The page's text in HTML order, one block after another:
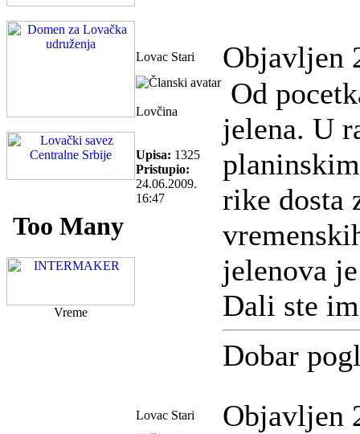
Vreme
Lovac Stari Objavljen
Lovčina
Upisa: 1325
Pristupio:
24.06.2009.
16:47
Od
jelena. U
rike dosta
jelenova
Dali ste
Dobar
Lovac Stari Objavljen